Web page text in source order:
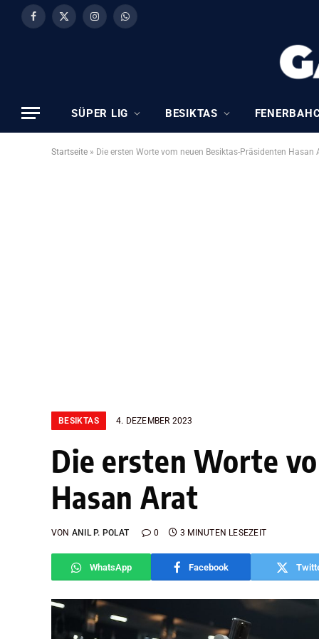
Facebook
X
InstagramWhatsApp
SÜPER LIG BESIKTAS
Startseite » Die ersten Worte vom neuen Besiktas-Präsidenten Hasan
BESIKTAS 4. DEZEMBER 2023
Die ersten Worte
Hasan Arat
VON ANIL P. POLAT 0 3 MINUTEN LESEZEIT
WhatsApp Facebook